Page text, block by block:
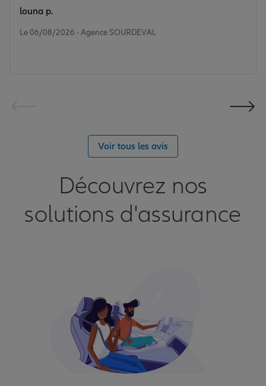
Le 06/08/2026 - Agence SOURDEVAL
louna p.
Voir tous les avis
Découvrez nos
solutions d'assurance